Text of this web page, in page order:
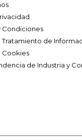
Condiciones
Tratamiento de
Cookies
de Industria y